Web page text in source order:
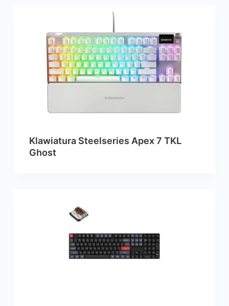
Klawiatura Steelseries Apex 7 TKL
Ghost